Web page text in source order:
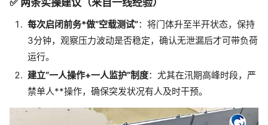
每次启闭前务*做“空载测试”：将门体升至半开状态，保持
3分钟，观察压力波动是否稳定，确认无泄漏后才可带负荷
运行。
建立“一人操作+一人监护”制度：尤其在汛期高峰时段，严
禁单人**操作，确保突发状况有人及时干预。